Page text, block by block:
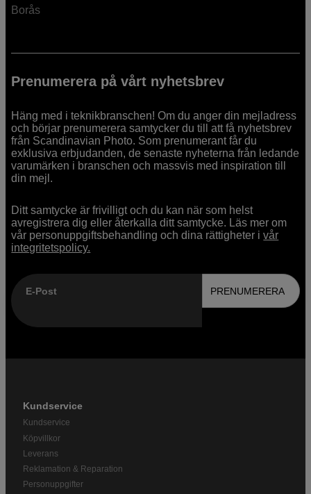
Borås
Prenumerera på vårt nyhetsbrev
Häng med i teknikbranschen! Om du anger din mejladress
och börjar prenumerera samtycker du till att få nyhetsbrev
från Scandinavian Photo. Som prenumerant får du
exklusiva erbjudanden, de senaste nyheterna från ledande
varumärken i branschen och massvis med inspiration till
din mejl.
Ditt samtycke är frivilligt och du kan när som helst
avregistrera dig eller återkalla ditt samtycke. Läs mer om
vår personuppgiftsbehandling och dina rättigheter ivår
integritetspolicy.
E-Post PRENUMERERA
Kundservice
Kundservice
Köpvillkor
Leverans
Reklamation & Reparation
Personuppgifter